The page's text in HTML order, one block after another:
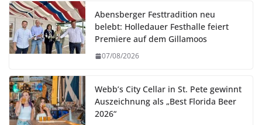
Abensberger Festtradition neu
belebt: Holledauer Festhalle feiert
Premiere auf dem Gillamoos
07/08/2026
Webb’s City Cellar in St. Pete gewinnt
Auszeichnung als „Best Florida Beer
2026“